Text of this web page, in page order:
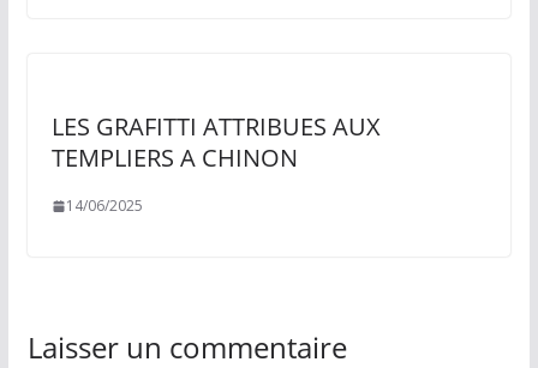
LES GRAFITTI ATTRIBUES AUX
TEMPLIERS A CHINON
14/06/2025
Laisser un commentaire